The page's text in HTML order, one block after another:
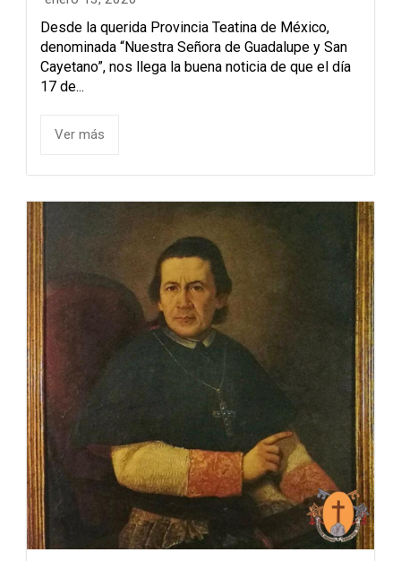
Desde la querida Provincia Teatina de México,
denominada “Nuestra Señora de Guadalupe y San
Cayetano”, nos llega la buena noticia de que el día
17 de...
Ver más